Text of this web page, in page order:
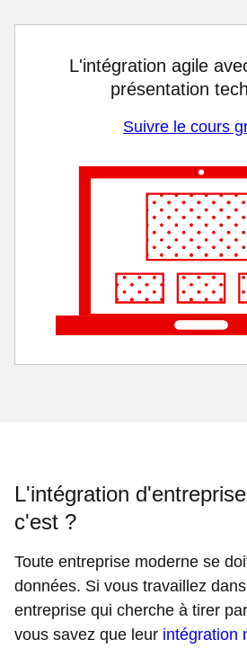
L'intégration agile
présentation
Suivre le cours
L'intégration
c'est ?
Toute entreprise moderne se
données. Si vous travaillez
entreprise qui cherche à tirer
vous savez que leur intégration